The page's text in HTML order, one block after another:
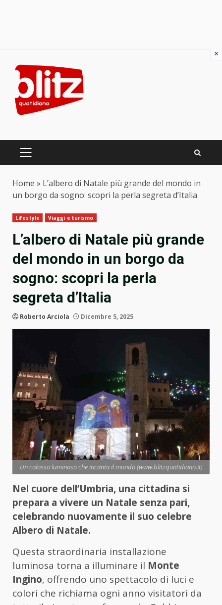
content
PRIMARY
Home » L’albero di Natale più grande del mondo in
un borgo da sogno: scopri la perla segreta d’Italia
Lifestyle Viaggi e turismo
L’albero di Natale più grande
del mondo in un borgo da
sogno: scopri la perla
segreta d’Italia
Roberto Arciola Dicembre 5, 2025
Un colosso luminoso che incanta il mondo (www.blitzquotidiano.it)
Nel cuore dell’Umbria, una cittadina si
prepara a vivere un Natale senza pari,
celebrando nuovamente il suo celebre
Albero di Natale.
Questa straordinaria installazione
luminosa torna a illuminare il Monte
Ingino, offrendo uno spettacolo di luci e
colori che richiama ogni anno visitatori da
×